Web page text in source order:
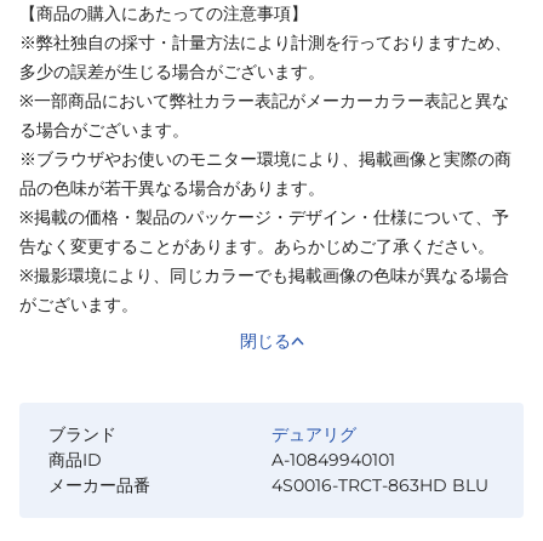
【商品の購入にあたっての注意事項】
※弊社独自の採寸・計量方法により計測を行っておりますため、
多少の誤差が生じる場合がございます。
※一部商品において弊社カラー表記がメーカーカラー表記と異な
る場合がございます。
※ブラウザやお使いのモニター環境により、掲載画像と実際の商
品の色味が若干異なる場合があります。
※掲載の価格・製品のパッケージ・デザイン・仕様について、予
告なく変更することがあります。あらかじめご了承ください。
※撮影環境により、同じカラーでも掲載画像の色味が異なる場合
がございます。
閉じる
ブランド
デュアリグ
商品ID
A-10849940101
メーカー品番
4S0016-TRCT-863HD BLU